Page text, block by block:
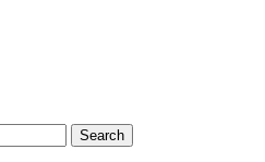
Search